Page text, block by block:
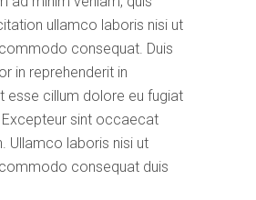
ullamco laboris nisi ut
consequat. Duis
in reprehenderit in
esse cillum dolore eu fugiat
Excepteur sint occaecat
Ullamco laboris nisi ut
consequat duis